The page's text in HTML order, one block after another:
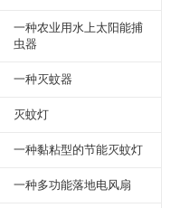
一种农业用水上太阳能捕
虫器
一种灭蚊器
灭蚊灯
一种黏粘型的节能灭蚊灯
一种多功能落地电风扇